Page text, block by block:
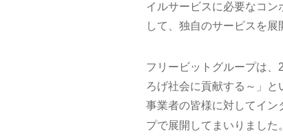
イルサービスに必要なコ
して、独自のサービスを展
フリービットグループは
ろげ社会に貢献する～」
事業者の皆様に対してイン
プで展開してまいりまし